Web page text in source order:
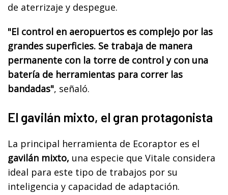
de aterrizaje y despegue.
"El control en aeropuertos es complejo por las
grandes superficies. Se trabaja de manera
permanente con la torre de control y con una
batería de herramientas para correr las
bandadas", señaló.
El gavilán mixto, el gran protagonista
La principal herramienta de Ecoraptor es el
gavilán mixto, una especie que Vitale considera
ideal para este tipo de trabajos por su
inteligencia y capacidad de adaptación.